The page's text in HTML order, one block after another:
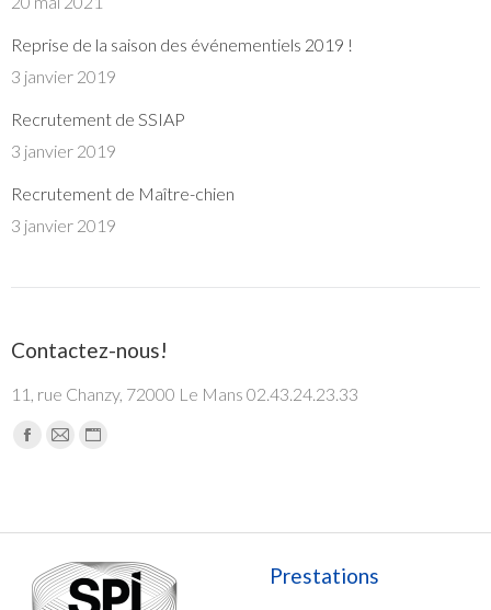
Reprise de la saison des événementiels 2019 !
3 janvier 2019
Recrutement de SSIAP
3 janvier 2019
Recrutement de Maître-chien
3 janvier 2019
Contactez-nous!
11, rue Chanzy, 72000 Le Mans 02.43.24.23.33
Trouvez nous sur :
Facebook
in
new
window
Mail
in
new
window
Site
opens
in
new
Prestations